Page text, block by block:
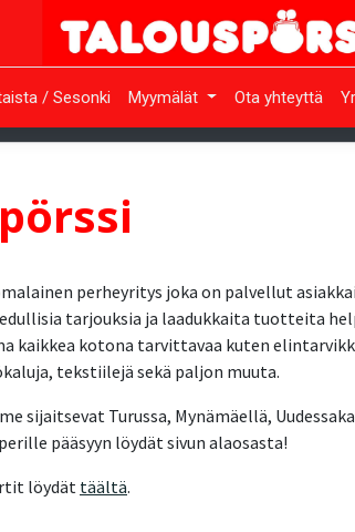
/ Sesonki Myymälät Ota yhteyttä
perheyritys joka on palvellut
tarjouksia ja laadukkaita tuotteita
kaikkea kotona tarvittavaa kuten
tekstiilejä sekä paljon muuta.
sijaitsevat Turussa, Mynämäellä,
pääsyyn löydät sivun alaosasta!
löydät täältä.